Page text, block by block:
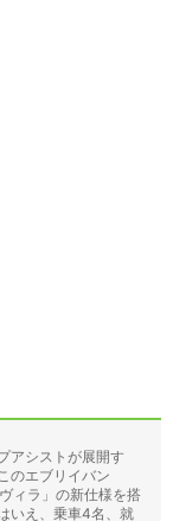
アシストが展開す
のエブリイバン
ィラ」の新仕様を搭
いえ、乗車4名、就